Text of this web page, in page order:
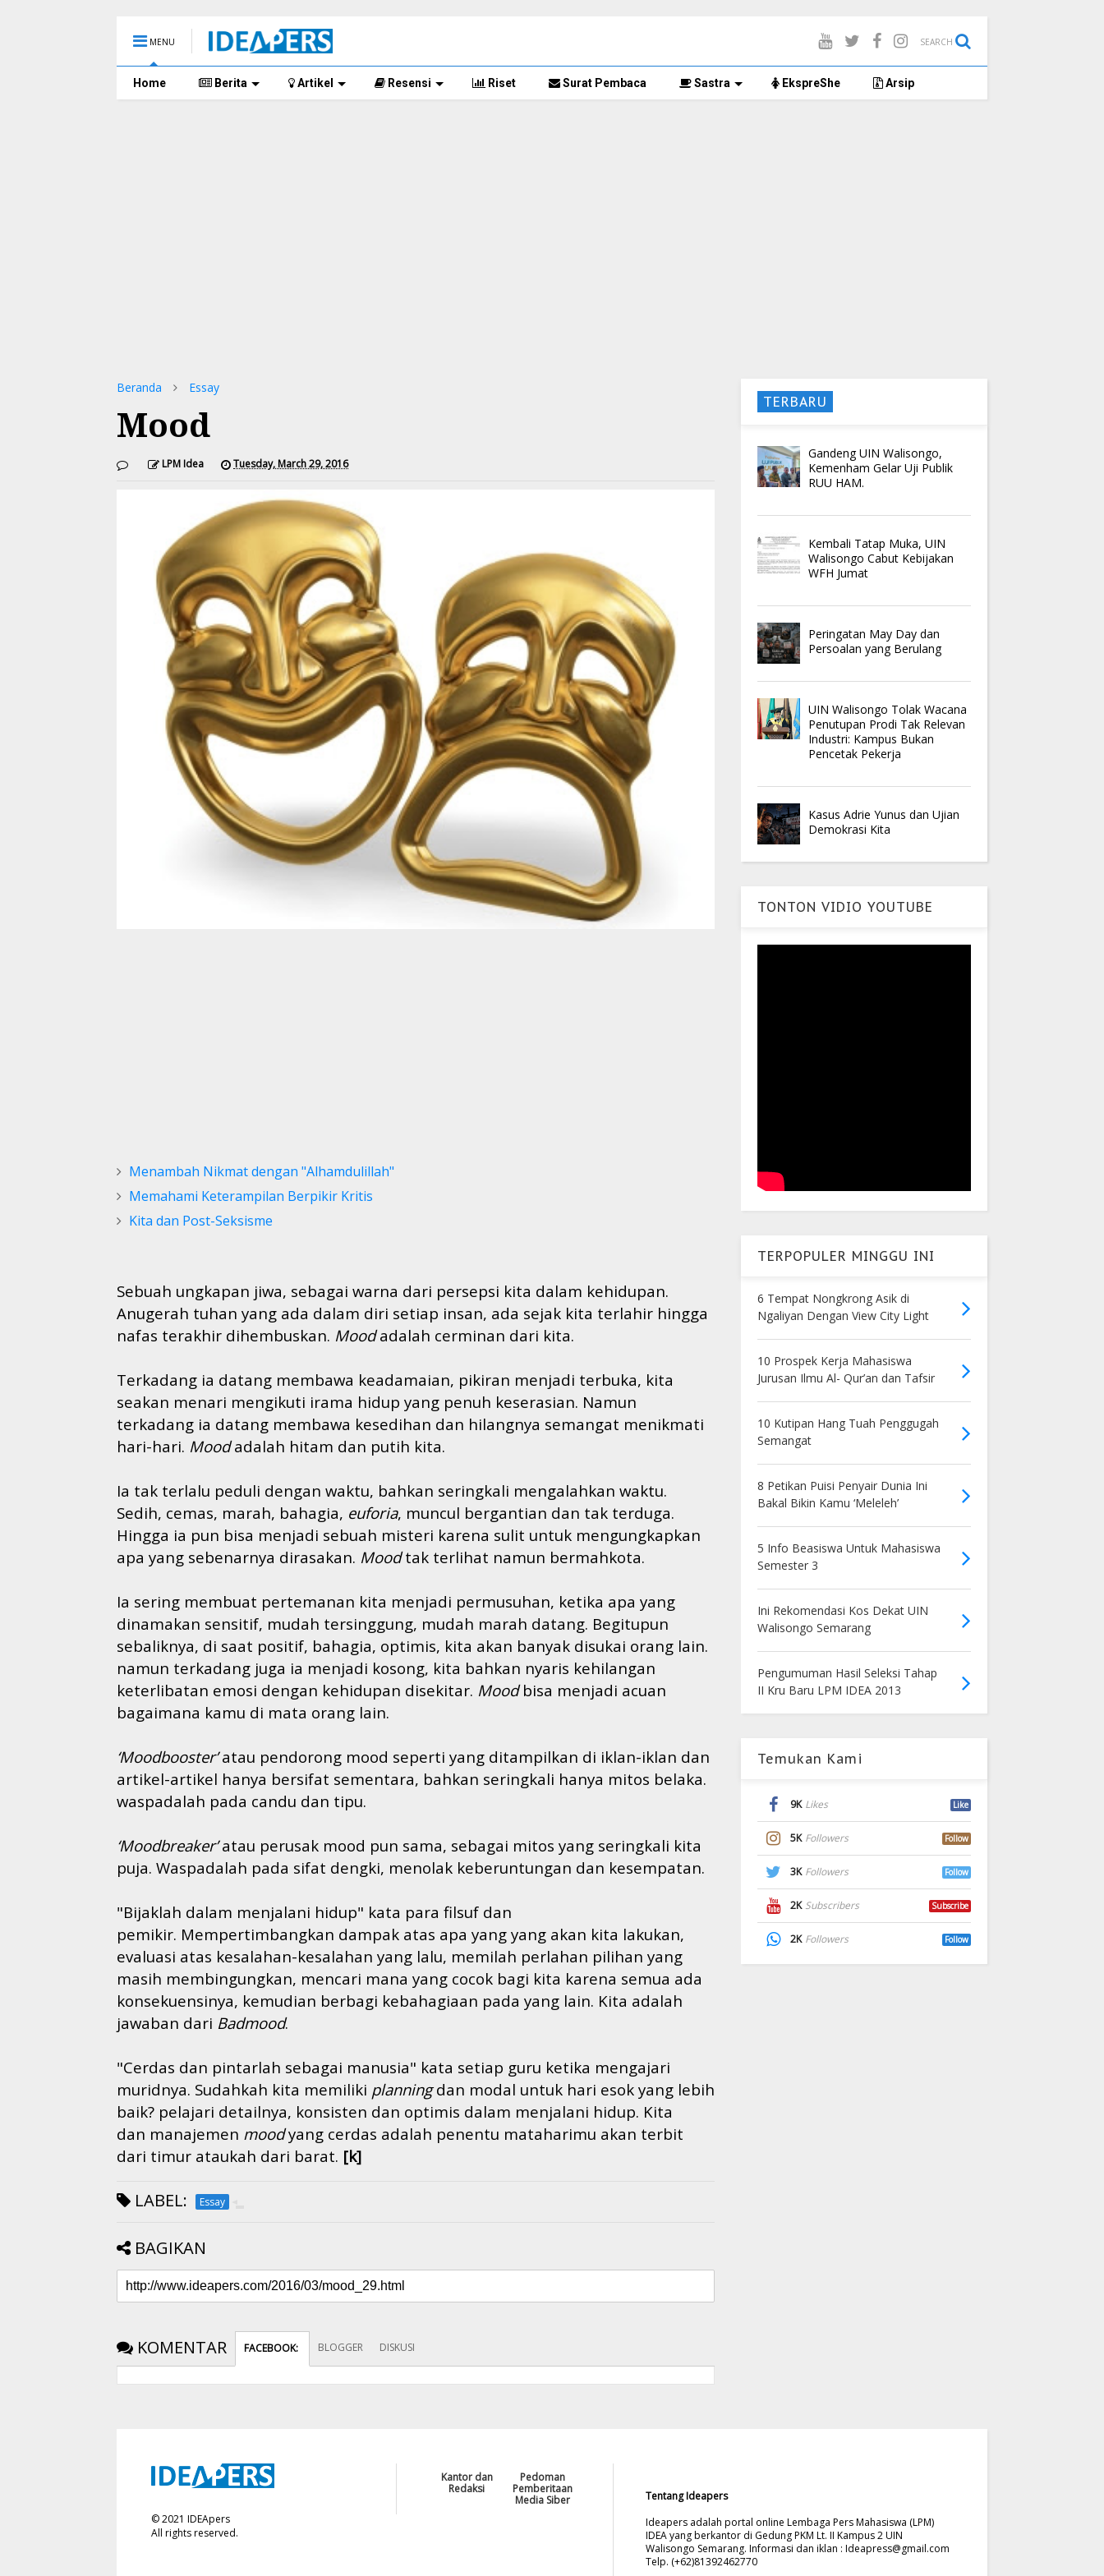
MENU SEARCH
Home Berita Artikel Resensi Riset Surat Pembaca Sastra EkspreShe Arsip
Beranda Essay
Mood
LPM Idea Tuesday, March 29, 2016
Menambah Nikmat dengan "Alhamdulillah"
Memahami Keterampilan Berpikir Kritis
Kita dan Post-Seksisme
Sebuah ungkapan jiwa, sebagai warna dari persepsi kita dalam kehidupan.
Anugerah tuhan yang ada dalam diri setiap insan, ada sejak kita terlahir hingga
nafas terakhir dihembuskan. Moodadalah cerminan dari kita.
Terkadang ia datang membawa keadamaian, pikiran menjadi terbuka, kita
seakan menari mengikuti irama hidup yang penuh keserasian. Namun
terkadang ia datang membawa kesedihan dan hilangnya semangat menikmati
hari-hari. Moodadalah hitam dan putih kita.
Ia tak terlalu peduli dengan waktu, bahkan seringkali mengalahkan waktu.
Sedih, cemas, marah, bahagia, euforia, muncul bergantian dan tak terduga.
Hingga ia pun bisa menjadi sebuah misteri karena sulit untuk mengungkapkan
apa yang sebenarnya dirasakan. Moodtak terlihat namun bermahkota.
Ia sering membuat pertemanan kita menjadi permusuhan, ketika apa yang
dinamakan sensitif, mudah tersinggung, mudah marah datang. Begitupun
sebaliknya, di saat positif, bahagia, optimis, kita akan banyak disukai orang lain.
namun terkadang juga ia menjadi kosong, kita bahkan nyaris kehilangan
keterlibatan emosi dengan kehidupan disekitar. Moodbisa menjadi acuan
bagaimana kamu di mata orang lain.
‘Moodbooster’atau pendorong mood seperti yang ditampilkan di iklan-iklan dan
artikel-artikel hanya bersifat sementara, bahkan seringkali hanya mitos belaka.
waspadalah pada candu dan tipu.
‘Moodbreaker’atau perusak mood pun sama, sebagai mitos yang seringkali kita
puja. Waspadalah pada sifat dengki, menolak keberuntungan dan kesempatan.
"Bijaklah dalam menjalani hidup" kata para filsuf dan
pemikir. Mempertimbangkan dampak atas apa yang yang akan kita lakukan,
evaluasi atas kesalahan-kesalahan yang lalu, memilah perlahan pilihan yang
masih membingungkan, mencari mana yang cocok bagi kita karena semua ada
konsekuensinya, kemudian berbagi kebahagiaan pada yang lain. Kita adalah
jawaban dari Badmood.
"Cerdas dan pintarlah sebagai manusia" kata setiap guru ketika mengajari
muridnya. Sudahkah kita memiliki planningdan modal untuk hari esok yang lebih
baik? pelajari detailnya, konsisten dan optimis dalam menjalani hidup. Kita
dan manajemen moodyang cerdas adalah penentu mataharimu akan terbit
dari timur ataukah dari barat. [k]
LABEL: Essay
BAGIKAN
KOMENTAR FACEBOOK: BLOGGER DISKUSI
TERBARU
Gandeng UIN Walisongo,
Kemenham Gelar Uji Publik
RUU HAM.
Kembali Tatap Muka, UIN
Walisongo Cabut Kebijakan
WFH Jumat
Peringatan May Day dan
Persoalan yang Berulang
UIN Walisongo Tolak Wacana
Penutupan Prodi Tak Relevan
Industri: Kampus Bukan
Pencetak Pekerja
Kasus Adrie Yunus dan Ujian
Demokrasi Kita
TONTON VIDIO YOUTUBE
TERPOPULER MINGGU INI
6 Tempat Nongkrong Asik di
Ngaliyan Dengan View City Light
10 Prospek Kerja Mahasiswa
Jurusan Ilmu Al- Qur’an dan Tafsir
10 Kutipan Hang Tuah Penggugah
Semangat
8 Petikan Puisi Penyair Dunia Ini
Bakal Bikin Kamu ‘Meleleh’
5 Info Beasiswa Untuk Mahasiswa
Semester 3
Ini Rekomendasi Kos Dekat UIN
Walisongo Semarang
Pengumuman Hasil Seleksi Tahap
II Kru Baru LPM IDEA 2013
Temukan Kami
9K Likes Like
5K Followers Follow
3K Followers Follow
2K Subscribers Subscribe
2K Followers Follow
©2021 IDEApers
All rights reserved.
Kantor dan
Redaksi
Pedoman
Pemberitaan
Media Siber
Tentang Ideapers
Ideapers adalah portal online Lembaga Pers Mahasiswa (LPM)
IDEA yang berkantor di Gedung PKM Lt. II Kampus 2 UIN
Walisongo Semarang. Informasi dan iklan :Ideapress@gmail.com
Telp. (+62)81392462770